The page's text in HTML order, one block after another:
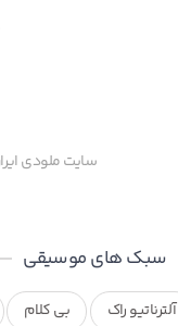
سایت ملودی
سبک های موسیقی
آلترناتیو راک بی کلام